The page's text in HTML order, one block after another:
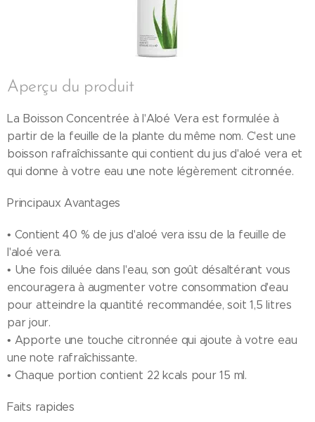
Aperçu du produit
La Boisson Concentrée à l'Aloé Vera est formulée à
partir de la feuille de la plante du même nom. C'est une
boisson rafraîchissante qui contient du jus d'aloé vera et
qui donne à votre eau une note légèrement citronnée.
Principaux Avantages
• Contient 40 % de jus d'aloé vera issu de la feuille de
l'aloé vera.
• Une fois diluée dans l'eau, son goût désaltérant vous
encouragera à augmenter votre consommation d'eau
pour atteindre la quantité recommandée, soit 1,5 litres
par jour.
• Apporte une touche citronnée qui ajoute à votre eau
une note rafraîchissante.
• Chaque portion contient 22 kcals pour 15 ml.
Faits rapides